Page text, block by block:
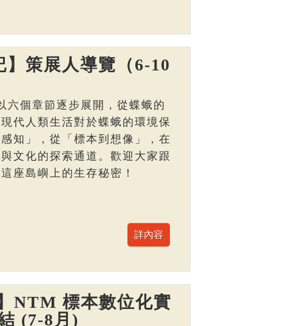
】策展人導覽（6-10
個章節逐步展開，從蝶蛾的
代人類生活對於蝶蛾的環境保
知」，從「標本到想像」，在
文化的探索通道。歡迎大家跟
座島嶼上的生存秘密！
NTM 標本數位化實
(7-8月)